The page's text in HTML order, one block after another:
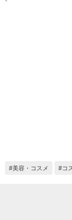
美容・コスメ コ